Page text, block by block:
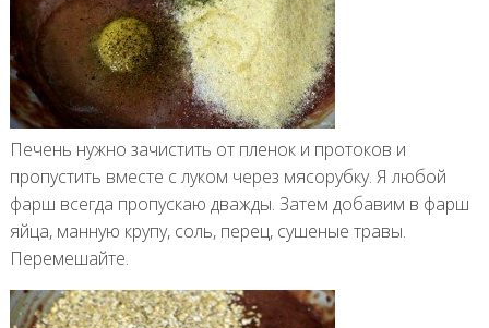
Печень нужно зачистить от пленок и протоков и
пропустить вместе с луком через мясорубку. Я любой
фарш всегда пропускаю дважды. Затем добавим в фарш
яйца, манную крупу, соль, перец, сушеные травы.
Перемешайте.